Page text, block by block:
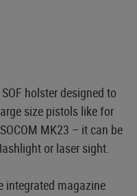
holster designed to
size pistols like for
MK23 – it can be
or laser sight.
integrated magazine